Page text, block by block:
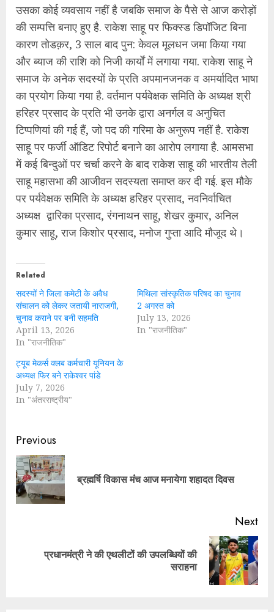
उसका कोई व्यवसाय नहीं है जबकि समाज के पैसे से आज करोड़ों
की सम्पत्ति बनाए हुए है. राकेश साहू पर फिक्स्ड डिपॉजिट बिना
कारण तोडक़र, 3 साल बाद पुन: केवल मूलधन जमा किया गया
और ब्याज की राशि को निजी कार्यों में लगाया गया. राकेश साहू ने
समाज के अनेक सदस्यों के प्रति अपमानजनक व अमर्यादित भाषा
का प्रयोग किया गया है. वर्तमान पर्यवेक्षक समिति के अध्यक्ष श्री
हरिहर प्रसाद के प्रति भी उनके द्वारा अनर्गल व अनुचित
टिप्पणियां की गई हैं, जो पद की गरिमा के अनुरूप नहीं है. राकेश
साहू पर फर्जी ऑडिट रिपोर्ट बनाने का आरोप लगाया है. आमसभा
में कई बिन्दुओं पर चर्चा करने के बाद राकेश साहू की भारतीय तेली
साहू महासभा की आजीवन सदस्यता समाप्त कर दी गई. इस मौके
पर पर्यवेक्षक समिति के अध्यक्ष हरिहर प्रसाद, नवनिर्वाचित
अध्यक्ष द्वारिका प्रसाद, रंगनाथन साहू, शेखर कुमार, अनिल
कुमार साहू, राज किशोर प्रसाद, मनोज गुप्ता आदि मौजूद थे।
Related
सदस्यों ने जिला कमेटी के अवैध
संचालन को लेकर जतायी नाराजगी,
चुनाव कराने पर बनी सहमति
April 13, 2026
In "राजनीतिक"
मिथिला सांस्कृतिक परिषद का चुनाव
2 अगस्त को
July 13, 2026
In "राजनीतिक"
ट्यूब मेकर्स क्लब कर्मचारी यूनियन के
अध्यक्ष फिर बने राकेश्वर पांडे
July 7, 2026
In "अंतरराष्ट्रीय"
Continue
Reading
Previous
ब्रह्मर्षि विकास मंंच आज मनायेगा शहादत दिवस
Next
प्रधानमंत्री ने की एथलीटों की उपलब्धियों की
सराहना